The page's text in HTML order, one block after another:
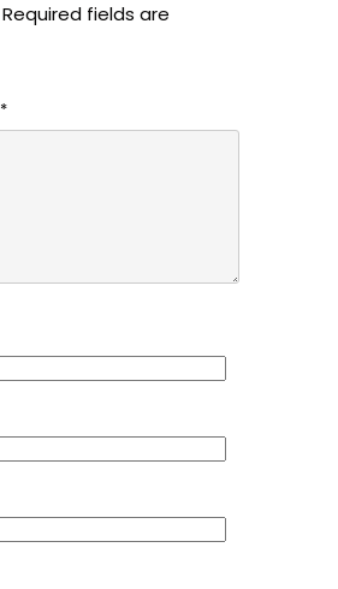
Required fields are
*